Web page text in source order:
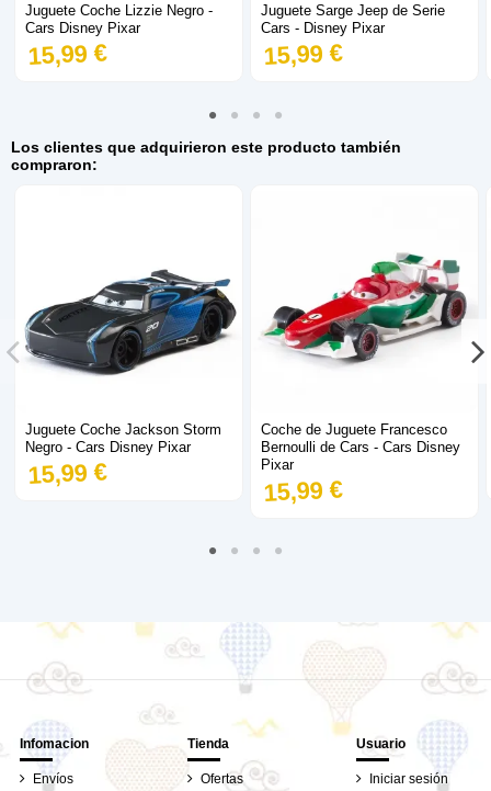
Juguete Coche Lizzie Negro -
Cars Disney Pixar
15,99 €
Juguete Sarge Jeep de Serie
Cars - Disney Pixar
15,99 €
Los clientes que adquirieron este producto también
compraron:
Juguete Coche Jackson Storm
Negro - Cars Disney Pixar
15,99 €
Coche de Juguete Francesco
Bernoulli de Cars - Cars Disney
Pixar
15,99 €
Infomacion
Envíos
Tienda
Ofertas
Usuario
Iniciar sesión